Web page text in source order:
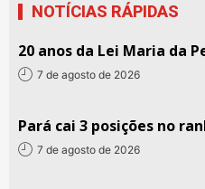
NOTÍCIAS RÁPIDAS
20 anos da Lei Maria da
7 de agosto de 2026
Pará cai 3 posições no
7 de agosto de 2026